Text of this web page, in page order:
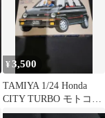
¥3,500
TAMIYA 1/24 Honda
CITY TURBO モトコン
ポ付き